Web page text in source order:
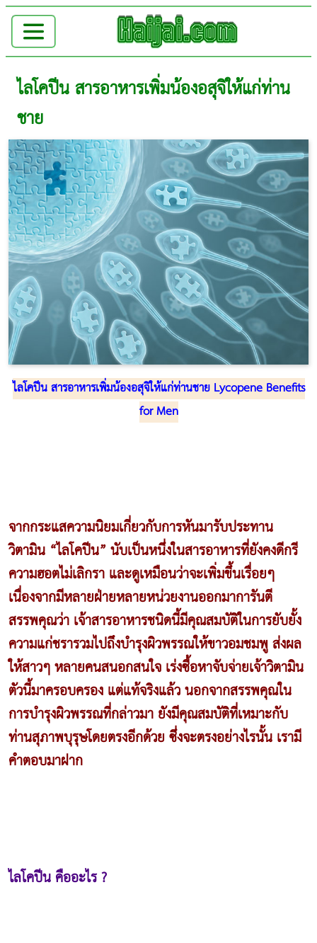
ไลโคปีน สารอาหารเพิ่มน้องอสุจิให้แก่ท่าน
ชาย
ไลโคปีน สารอาหารเพิ่มน้องอสุจิให้แก่ท่านชาย Lycopene Benefits
for Men
จากกระแสความนิยมเกี่ยวกับการหันมารับประทาน
วิตามิน “ไลโคปีน” นับเป็นหนึ่งในสารอาหารที่ยังคงดีกรี
ความฮอตไม่เลิกรา และดูเหมือนว่าจะเพิ่มขึ้นเรื่อยๆ
เนื่องจากมีหลายฝ่ายหลายหน่วยงานออกมาการันตี
สรรพคุณว่า เจ้าสารอาหารชนิดนี้มีคุณสมบัติในการยับยั้ง
ความแก่ชรารวมไปถึงบำรุงผิวพรรณให้ขาวอมชมพู ส่งผล
ให้สาวๆ หลายคนสนอกสนใจ เร่งซื้อหาจับจ่ายเจ้าวิตามิน
ตัวนี้มาครอบครอง แต่แท้จริงแล้ว นอกจากสรรพคุณใน
การบำรุงผิวพรรณที่กล่าวมา ยังมีคุณสมบัติที่เหมาะกับ
ท่านสุภาพบุรุษโดยตรงอีกด้วย ซึ่งจะตรงอย่างไรนั้น เรามี
คำตอบมาฝาก
ไลโคปีน คืออะไร ?